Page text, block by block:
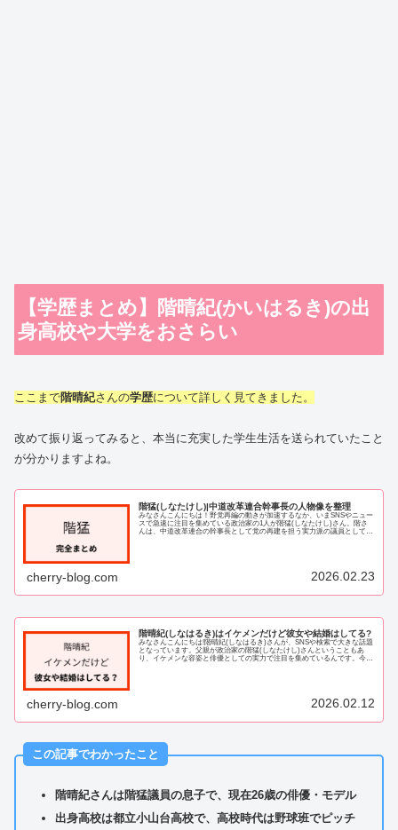
【学歴まとめ】階晴紀(かいはるき)の出
身高校や大学をおさらい
ここまで階晴紀さんの学歴について詳しく見てきました。
改めて振り返ってみると、本当に充実した学生生活を送られていたこと
が分かりますよね。
階猛(しなたけし)|中道改革連合幹事長の人物像を整理
みなさんこんにちは！野党再編の動きが加速するなか、いまSNSやニュー
スで急速に注目を集めている政治家の1人が階猛(しなたけし)さん。階さ
んは、中道改革連合の幹事長として党の再建を担う実力派の議員として活
cherry-blog.com 2026.02.23
階晴紀(しなはるき)はイケメンだけど彼女や結婚はしてる?
みなさんこんにちは!階晴紀(しなはるき)さんが、SNSや検索で大きな話題
となっています。父親が政治家の階猛(しなたけし)さんということもあ
り、イケメンな容姿と俳優としての実力で注目を集めているんです。今回
cherry-blog.com 2026.02.12
この記事でわかったこと
階晴紀さんは階猛議員の息子で、現在26歳の俳優・モデル
出身高校は都立小山台高校で、高校時代は野球班でピッチ